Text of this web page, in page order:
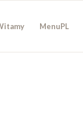
MenuPL